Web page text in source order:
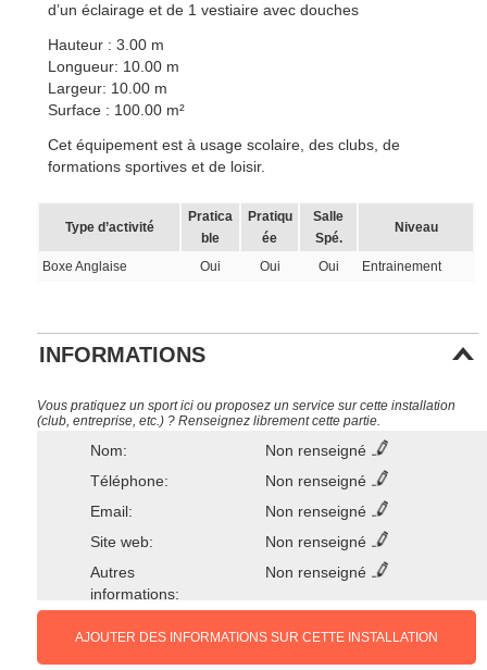
d’un éclairage et de 1 vestiaire avec douches
Hauteur : 3.00 m
Longueur: 10.00 m
Largeur: 10.00 m
Surface : 100.00 m²
Cet équipement est à usage scolaire, des clubs, de
formations sportives et de loisir.
Type d’activité
Pratica
ble
Pratiqu
ée
Salle
Spé.
Niveau
Boxe Anglaise Oui Oui Oui Entrainement
INFORMATIONS
Vous pratiquez un sport ici ou proposez un service sur cette installation
(club, entreprise, etc.) ? Renseignez librement cette partie.
Nom:
Non renseigné
Téléphone:
Non renseigné
Email:
Non renseigné
Site web:
Non renseigné
Autres
informations:
Non renseigné
AJOUTER DES INFORMATIONS SUR CETTE INSTALLATION